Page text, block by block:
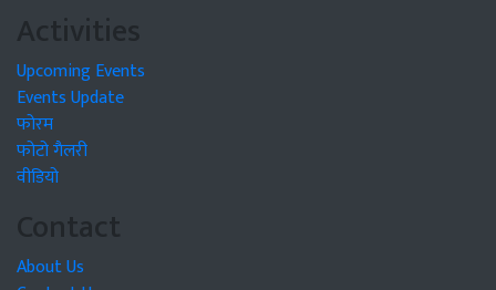
Activities
Upcoming Events
Events Update
फोरम
फोटो गैलरी
वीडियो
Contact
About Us